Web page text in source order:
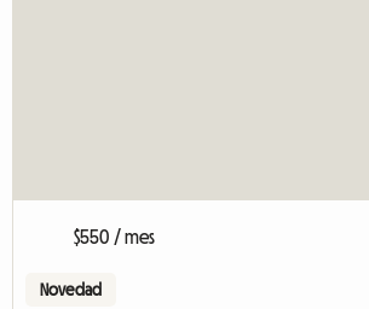
$550 / mes
Novedad